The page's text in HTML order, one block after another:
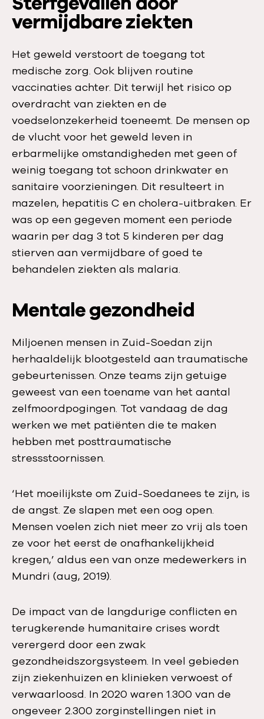
vermijdbare ziekten
Het geweld verstoort de toegang tot
medische zorg. Ook blijven routine
vaccinaties achter. Dit terwijl het risico op
overdracht van ziekten en de
voedselonzekerheid toeneemt. De mensen op
de vlucht voor het geweld leven in
erbarmelijke omstandigheden met geen of
weinig toegang tot schoon drinkwater en
sanitaire voorzieningen. Dit resulteert in
mazelen, hepatitis C en cholera-uitbraken. Er
was op een gegeven moment een periode
waarin per dag 3 tot 5 kinderen per dag
stierven aan vermijdbare of goed te
behandelen ziekten als malaria.
Mentale gezondheid
Miljoenen mensen in Zuid-Soedan zijn
herhaaldelijk blootgesteld aan traumatische
gebeurtenissen. Onze teams zijn getuige
geweest van een toename van het aantal
zelfmoordpogingen. Tot vandaag de dag
werken we met patiënten die te maken
hebben met posttraumatische
stressstoornissen.
‘Het moeilijkste om Zuid-Soedanees te zijn, is
de angst. Ze slapen met een oog open.
Mensen voelen zich niet meer zo vrij als toen
ze voor het eerst de onafhankelijkheid
kregen,’ aldus een van onze medewerkers in
Mundri (aug, 2019).
De impact van de langdurige conflicten en
terugkerende humanitaire crises wordt
verergerd door een zwak
gezondheidszorgsysteem. In veel gebieden
zijn ziekenhuizen en klinieken verwoest of
verwaarloosd. In 2020 waren 1.300 van de
ongeveer 2.300 zorginstellingen niet in